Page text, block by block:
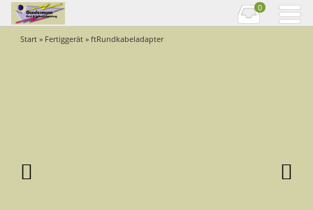
0
Start » Fertiggerät » ftRundkabeladapter